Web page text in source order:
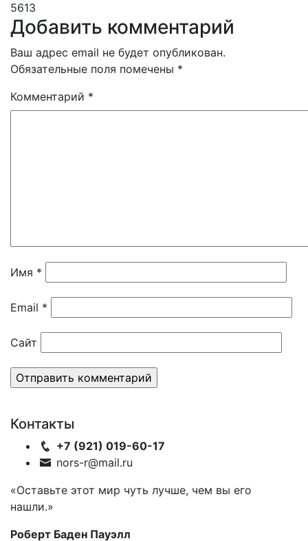
5613
Добавить комментарий
Ваш адрес email не будет опубликован.
Обязательные поля помечены *
Комментарий *
Имя *
Email *
Сайт
Контакты
+7 (921) 019-60-17
nors-r@mail.ru
«Оставьте этот мир чуть лучше, чем вы его
нашли.»
Роберт Баден Пауэлл